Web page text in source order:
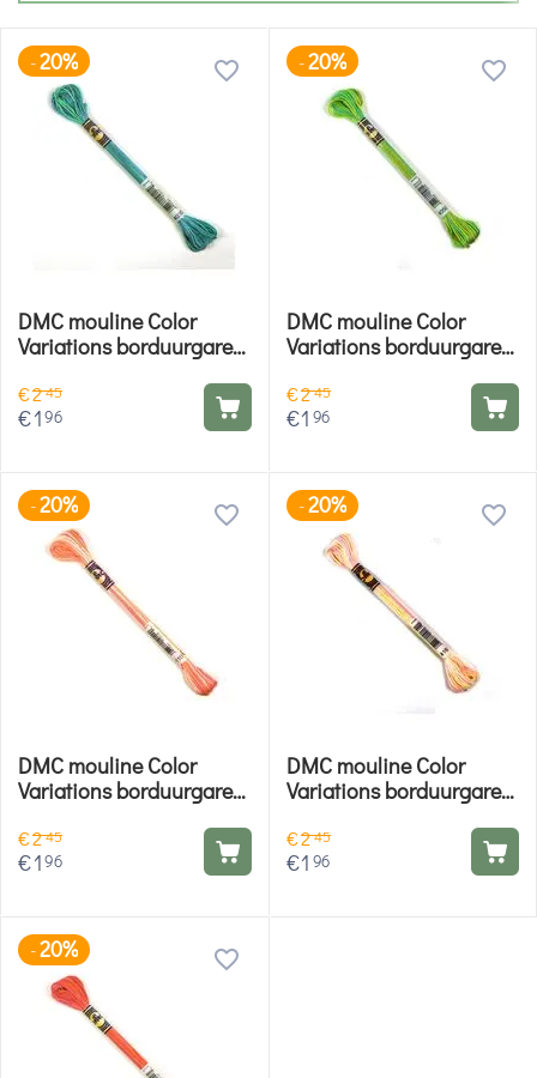
-20%
DMC mouline Color
Variations borduurgaren
€245
€196
-20%
DMC mouline Color
Variations borduurgaren
€245
€1 96
-20%
DMC mouline Color
Variations borduurgaren
€245
€196
-20%
DMC mouline Color
Variations borduurgaren
€245
€1 96
-20%